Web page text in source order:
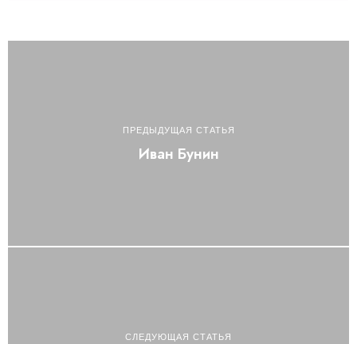
ПРЕДЫДУЩАЯ СТАТЬЯ
Иван Бунин
СЛЕДУЮЩАЯ СТАТЬЯ